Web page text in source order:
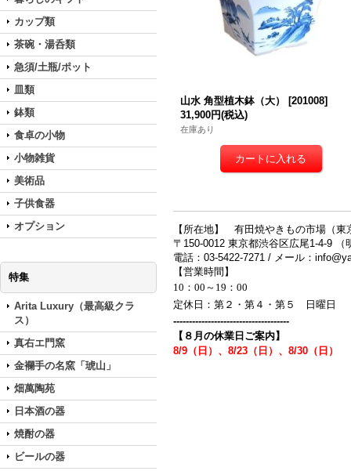
カップ類
茶碗・湯呑類
急須/土瓶/ポット
皿類
鉢類
食卓の小物
小物雑貨
美術品
子供食器
オプション
特集
Arita Luxury（最高級クラ
ス）
真右エ門窯
金襴手の名窯「琥山」
畑萬陶苑
日本酒の器
焼酎の器
ビールの器
山水 角型植木鉢（大） [201008]
31,900円(税込)
在庫あり
【所在地】 有田焼やきもの市場（東
〒150-0012 東京都渋谷区広尾1-4-9 （
電話：03-5422-7271 / メール：
【営業時間】
10：00～19：00
定休日：第２・第４・第５ 日曜日
-------------------------------------
【８月の休業日ご案内】
8/9（日）、8/23（日）、8/30（日）